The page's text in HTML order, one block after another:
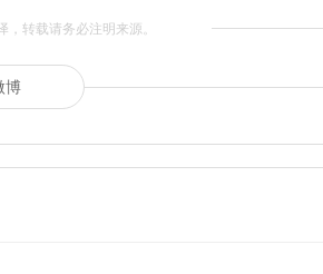
转载请务必注明来源。
博